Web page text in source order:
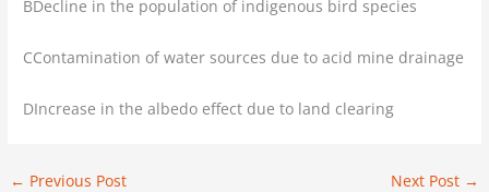
BDecline in the population of indigenous bird species
CContamination of water sources due to acid mine drainage
DIncrease in the albedo effect due to land clearing
← Previous Post Next Post →